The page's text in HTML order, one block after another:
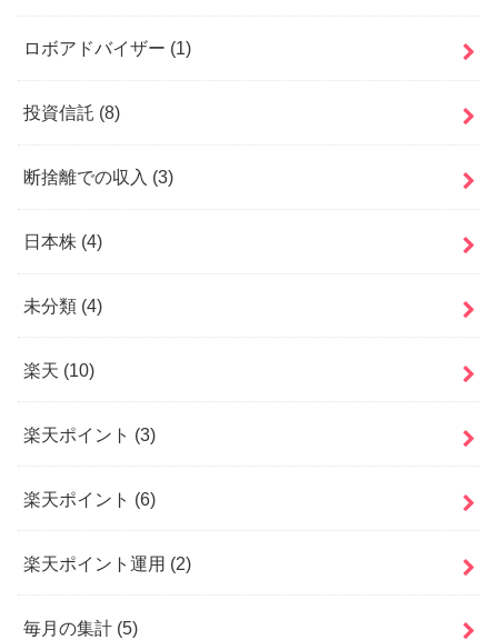
ロボアドバイザー (1)
投資信託 (8)
断捨離での収入 (3)
日本株 (4)
未分類 (4)
楽天 (10)
楽天ポイント (3)
楽天ポイント (6)
楽天ポイント運用 (2)
毎月の集計 (5)